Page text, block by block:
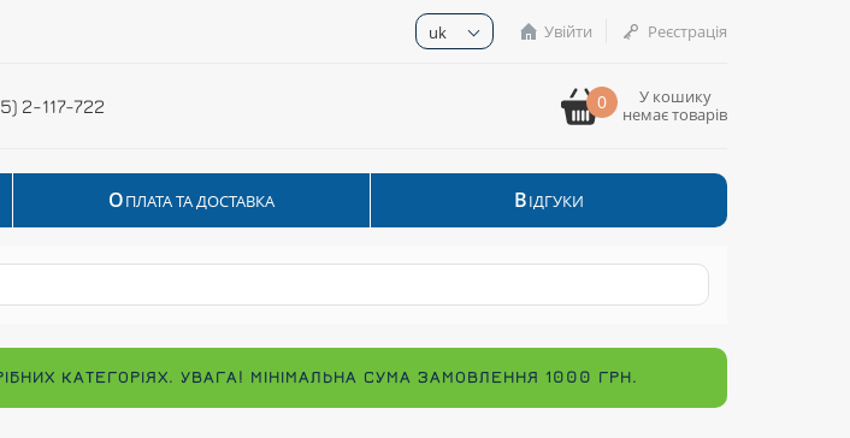
uk Увійти Реєстрація
2-117-722 0
У кошику
немає товарів
ОПЛАТА ТА ДОСТАВКА ВІДГУКИ
КАТЕГОРІЯХ. УВАГА! МІНІМАЛЬНА СУМА ЗАМОВЛЕННЯ 1000 ГРН.